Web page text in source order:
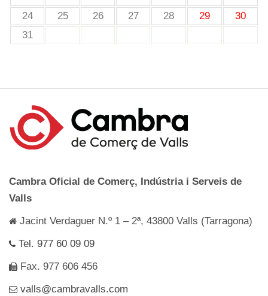
24
25 26 27 28 29
30
31
Cambra Oficial de Comerç, Indústria i Serveis de
Valls
Jacint Verdaguer N.º 1 – 2ª, 43800 Valls (Tarragona)
Tel. 977 60 09 09
Fax. 977 606 456
valls@cambravalls.com